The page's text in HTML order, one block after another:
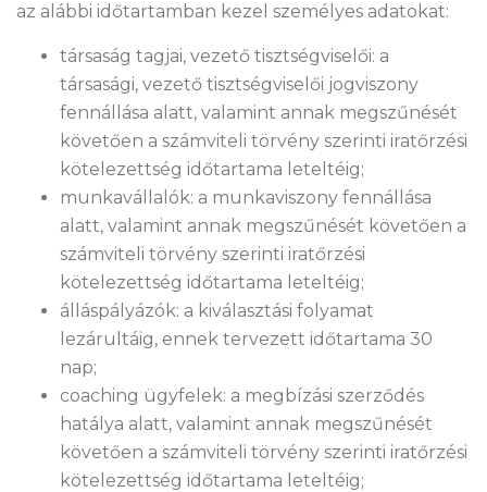
az alábbi időtartamban kezel személyes adatokat:
társaság tagjai, vezető tisztségviselői: a
társasági, vezető tisztségviselői jogviszony
fennállása alatt, valamint annak megszűnését
követően a számviteli törvény szerinti iratőrzési
kötelezettség időtartama leteltéig;
munkavállalók: a munkaviszony fennállása
alatt, valamint annak megszűnését követően a
számviteli törvény szerinti iratőrzési
kötelezettség időtartama leteltéig;
álláspályázók: a kiválasztási folyamat
lezárultáig, ennek tervezett időtartama 30
nap;
coaching ügyfelek: a megbízási szerződés
hatálya alatt, valamint annak megszűnését
követően a számviteli törvény szerinti iratőrzési
kötelezettség időtartama leteltéig;